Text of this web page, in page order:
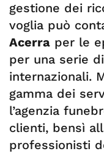
gestione dei
voglia può
Acerra per le
per una serie
internazionali.
gamma dei
l’agenzia
clienti, bensì
professionisti